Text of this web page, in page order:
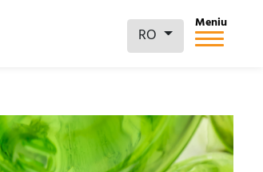
RO
Meniu